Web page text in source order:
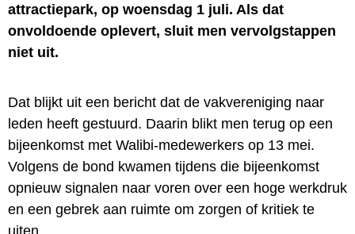
attractiepark, op woensdag 1 juli. Als dat
onvoldoende oplevert, sluit men vervolgstappen
niet uit.
Dat blijkt uit een bericht dat de vakvereniging naar
leden heeft gestuurd. Daarin blikt men terug op een
bijeenkomst met Walibi-medewerkers op 13 mei.
Volgens de bond kwamen tijdens die bijeenkomst
opnieuw signalen naar voren over een hoge werkdruk
en een gebrek aan ruimte om zorgen of kritiek te
uiten.